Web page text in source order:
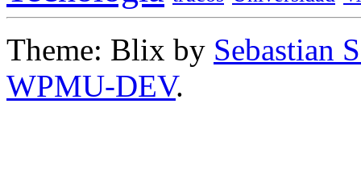
Theme: Blix by Sebastian
WPMU-DEV.